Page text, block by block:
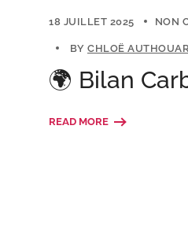
18 JUILLET 2025 NON
BY CHLOË
🌍 Bilan
READ MORE